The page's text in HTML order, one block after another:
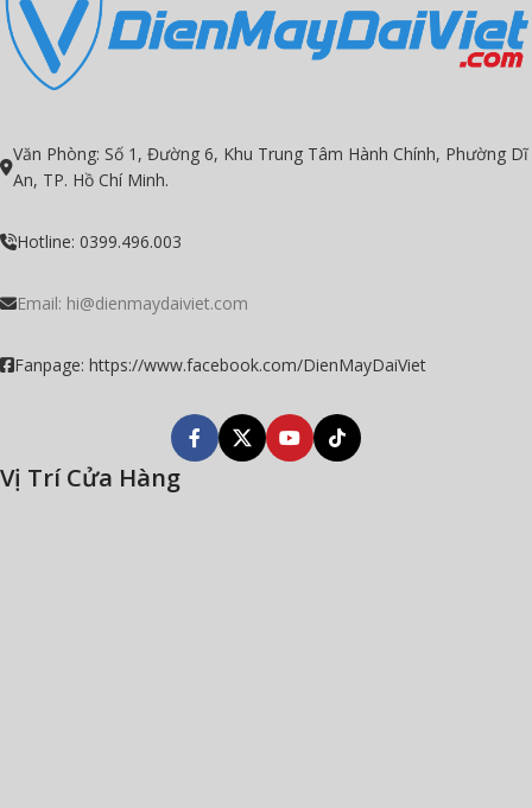
Văn Phòng: Số 1, Đường 6, Khu Trung Tâm Hành Chính, Phường Dĩ
An, TP. Hồ Chí Minh.
Hotline: 0399.496.003
Email: hi@dienmaydaiviet.com
Fanpage: https://www.facebook.com/DienMayDaiViet
Vị Trí Cửa Hàng